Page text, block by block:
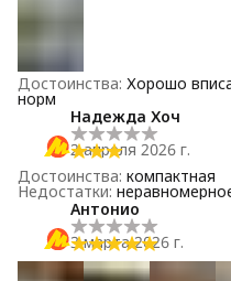
Достоинства: Хорошо
норм
Надежда Хоч
2 апреля 2026 г.
Достоинства: компактная
Недостатки:
Антонио
3 марта 2026 г.